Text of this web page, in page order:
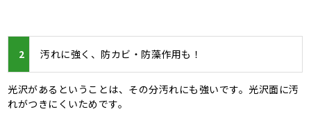
2 汚れに強く、防カビ・防藻作用も！
光沢があるということは、その分汚れにも強いです。光沢面に汚
れがつきにくいためです。